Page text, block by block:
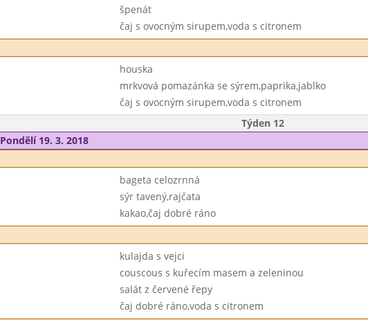
špenát
čaj s ovocným sirupem,voda s citronem
houska
mrkvová pomazánka se sýrem,paprika,jablko
čaj s ovocným sirupem,voda s citronem
Týden 12
Pondělí 19. 3. 2018
bageta celozrnná
sýr tavený,rajčata
kakao,čaj dobré ráno
kulajda s vejci
couscous s kuřecím masem a zeleninou
salát z červené řepy
čaj dobré ráno,voda s citronem